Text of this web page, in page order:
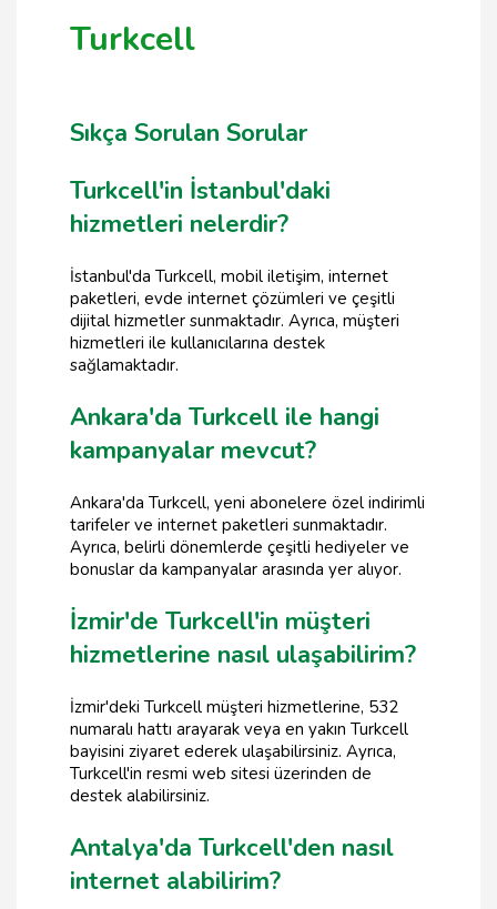
Turkcell
Sıkça Sorulan Sorular
Turkcell'in İstanbul'daki
hizmetleri nelerdir?
İstanbul'da Turkcell, mobil iletişim, internet
paketleri, evde internet çözümleri ve çeşitli
dijital hizmetler sunmaktadır. Ayrıca, müşteri
hizmetleri ile kullanıcılarına destek
sağlamaktadır.
Ankara'da Turkcell ile hangi
kampanyalar mevcut?
Ankara'da Turkcell, yeni abonelere özel indirimli
tarifeler ve internet paketleri sunmaktadır.
Ayrıca, belirli dönemlerde çeşitli hediyeler ve
bonuslar da kampanyalar arasında yer alıyor.
İzmir'de Turkcell'in müşteri
hizmetlerine nasıl ulaşabilirim?
İzmir'deki Turkcell müşteri hizmetlerine, 532
numaralı hattı arayarak veya en yakın Turkcell
bayisini ziyaret ederek ulaşabilirsiniz. Ayrıca,
Turkcell'in resmi web sitesi üzerinden de
destek alabilirsiniz.
Antalya'da Turkcell'den nasıl
internet alabilirim?